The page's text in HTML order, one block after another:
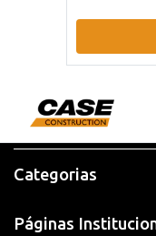
Categorias
Páginas